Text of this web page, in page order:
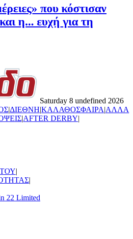
που κόστισαν
η... ευχή για τη
Saturday 8 undefined 2026
|ΔΙΕΘΝΗ|ΚΑΛΑΘΟΣΦΑΙΡΑ|ΑΛΛΑ
|AFTER DERBY|
|
|
22 Limited